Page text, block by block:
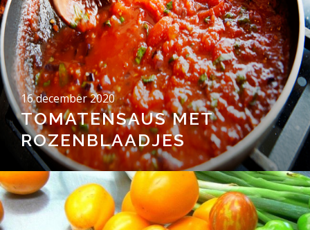
16 december 2020
TOMATENSAUS MET
ROZENBLAADJES